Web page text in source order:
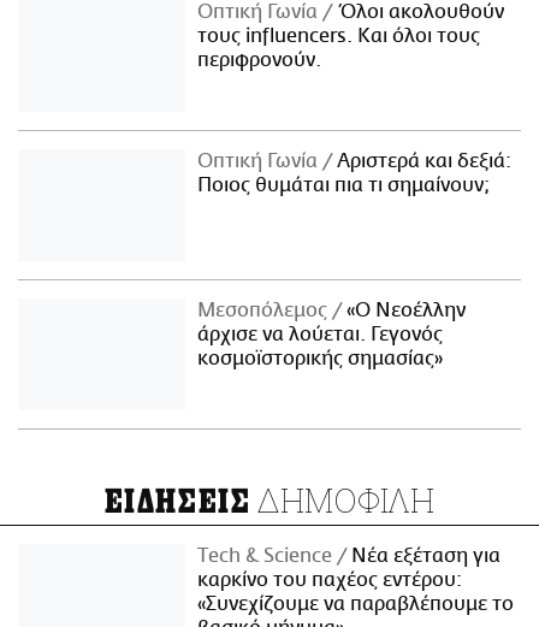
Οπτική Γωνία
Όλοι ακολουθούν
τους influencers. Και όλοι τους
περιφρονούν.
Οπτική Γωνία
Αριστερά και δεξιά:
Ποιος θυμάται πια τι σημαίνουν;
Μεσοπόλεμος
«Ο Νεοέλλην
άρχισε να λούεται. Γεγονός
κοσμοϊστορικής σημασίας»
ΕΙΔΗΣΕΙΣ ΔΗΜΟΦΙΛΗ
Τech & Science
Νέα εξέταση για
καρκίνο του παχέος εντέρου:
«Συνεχίζουμε να παραβλέπουμε το